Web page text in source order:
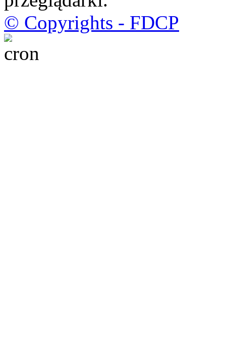
© Copyrights - FDCP